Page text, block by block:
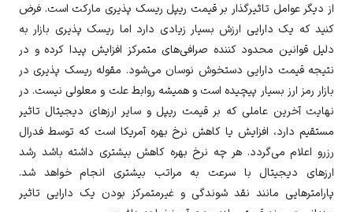
از دیگر عوامل تاثیرگذار بر قیمت ریپل ریسک پذیری مارکت است. فرض
کنید که یک دارایی ارزش بسیار زیادی دارد اما ریسک پذیری بازار به
دلیل قوانین محدود کننده صرافی‌های متمرکز افزایش پیدا کرده و در
نتیجه قیمت دارایی دستخوش نوسان می‌شود. مقوله ریسک پذیری در
بازار رمز ارز بسیار پیچیده است و همیشه روابط علت و معلولی نیست. در
نهایت آخرین عاملی که بر قیمت ریپل و سایر ارزهای دیجیتال تاثیر
مستقیم دارد، افزایش یا کاهش نرخ بهره آمریکا است که توسط فدرال
رزرو اعلام می‌گردد. هر چه نرخ بهره کاهش بیشتری داشته باشد رشد
ارزهای دیجیتال با سرعت به مراتب بیشتری انجام خواهد شد.
پارامترهایی مانند نقد شوندگی و غیرمتمرکز بودن یک دارایی تاثیر